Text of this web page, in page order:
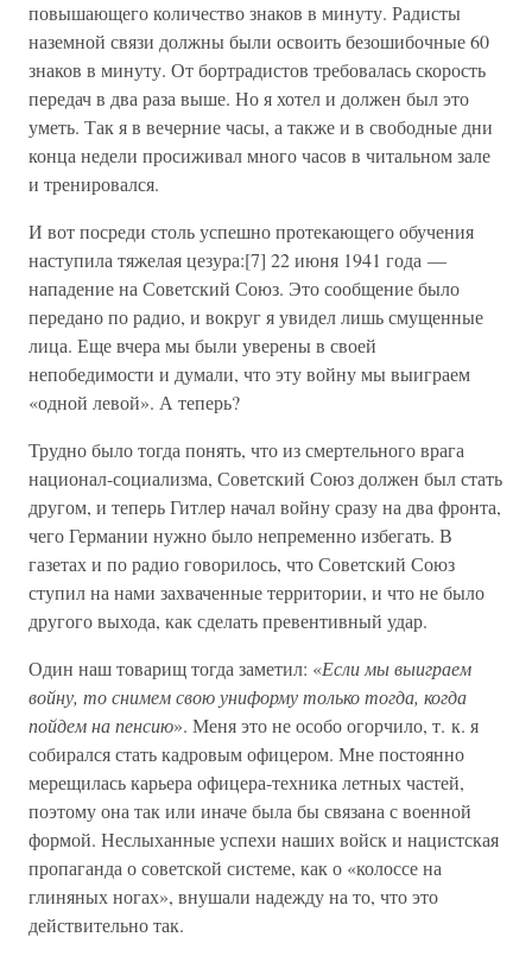
повышающего количество знаков в минуту. Радисты
наземной связи должны были освоить безошибочные 60
знаков в минуту. От бортрадистов требовалась скорость
передач в два раза выше. Но я хотел и должен был это
уметь. Так я в вечерние часы, а также и в свободные дни
конца недели просиживал много часов в читальном зале
и тренировался.
И вот посреди столь успешно протекающего обучения
наступила тяжелая цезура:[7] 22 июня 1941 года —
нападение на Советский Союз. Это сообщение было
передано по радио, и вокруг я увидел лишь смущенные
лица. Еще вчера мы были уверены в своей
непобедимости и думали, что эту войну мы выиграем
«одной левой». А теперь?
Трудно было тогда понять, что из смертельного врага
национал-социализма, Советский Союз должен был стать
другом, и теперь Гитлер начал войну сразу на два фронта,
чего Германии нужно было непременно избегать. В
газетах и по радио говорилось, что Советский Союз
ступил на нами захваченные территории, и что не было
другого выхода, как сделать превентивный удар.
Один наш товарищ тогда заметил: «Если мы выиграем
войну, то снимем свою униформу только тогда, когда
пойдем на пенсию». Меня это не особо огорчило, т. к. я
собирался стать кадровым офицером. Мне постоянно
мерещилась карьера офицера-техника летных частей,
поэтому она так или иначе была бы связана с военной
формой. Неслыханные успехи наших войск и нацистская
пропаганда о советской системе, как о «колоссе на
глиняных ногах», внушали надежду на то, что это
действительно так.